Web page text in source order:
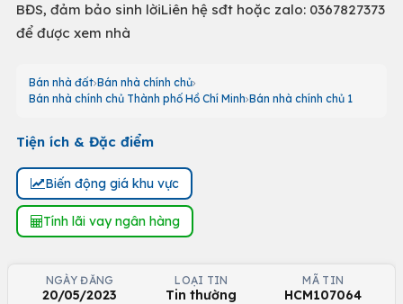
BĐS, đảm bảo sinh lờiLiên hệ sđt hoặc zalo: 0367827373
để được xem nhà
Bán nhà đất Bán nhà chính chủ
Bán nhà chính chủ Thành phố Hồ Chí Minh Bán nhà chính chủ 1
Tiện ích & Đặc điểm
Biến động giá khu vực
Tính lãi vay ngân hàng
NGÀY ĐĂNG
20/05/2023
LOẠI TIN
Tin thường
MÃ TIN
HCM107064